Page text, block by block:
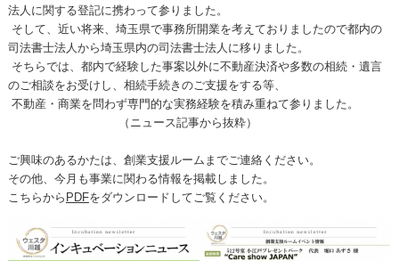
法人に関する登記に携わって参りました。
そして、近い将来、埼玉県で事務所開業を考えておりましたので都内の
司法書士法人から埼玉県内の司法書士法人に移りました。
そちらでは、都内で経験した事案以外に不動産決済や多数の相続・遺言
のご相談をお受けし、相続手続きのご支援をする等、
不動産・商業を問わず専門的な実務経験を積み重ねて参りました。
（ニュース記事から抜粋）
ご興味のあるかたは、創業支援ルームまでご連絡ください。
その他、今月も事業に関わる情報を掲載しました。
こちらから PDFをダウンロードしてご覧ください。